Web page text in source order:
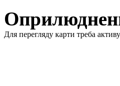
Для перегляду карти треба